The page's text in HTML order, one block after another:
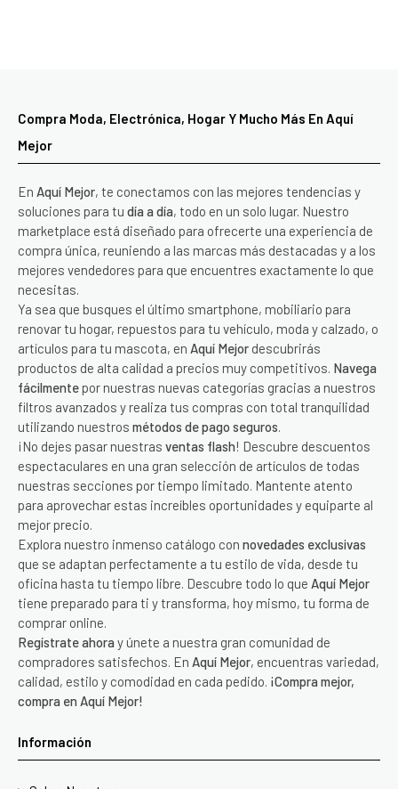
Compra Moda, Electrónica, Hogar Y Mucho Más En Aquí
Mejor
En Aquí Mejor, te conectamos con las mejores tendencias y
soluciones para tu día a día, todo en un solo lugar. Nuestro
marketplace está diseñado para ofrecerte una experiencia de
compra única, reuniendo a las marcas más destacadas y a los
mejores vendedores para que encuentres exactamente lo que
necesitas.
Ya sea que busques el último smartphone, mobiliario para
renovar tu hogar, repuestos para tu vehículo, moda y calzado, o
artículos para tu mascota, en Aquí Mejor descubrirás
productos de alta calidad a precios muy competitivos. Navega
fácilmente por nuestras nuevas categorías gracias a nuestros
filtros avanzados y realiza tus compras con total tranquilidad
utilizando nuestros métodos de pago seguros.
¡No dejes pasar nuestras ventas flash! Descubre descuentos
espectaculares en una gran selección de artículos de todas
nuestras secciones por tiempo limitado. Mantente atento
para aprovechar estas increíbles oportunidades y equiparte al
mejor precio.
Explora nuestro inmenso catálogo con novedades exclusivas
que se adaptan perfectamente a tu estilo de vida, desde tu
oficina hasta tu tiempo libre. Descubre todo lo que Aquí Mejor
tiene preparado para ti y transforma, hoy mismo, tu forma de
comprar online.
Regístrate ahora y únete a nuestra gran comunidad de
compradores satisfechos. En Aquí Mejor, encuentras variedad,
calidad, estilo y comodidad en cada pedido. ¡Compra mejor,
compra en Aquí Mejor!
Información